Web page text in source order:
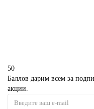
50
Баллов дарим всем за
акции.